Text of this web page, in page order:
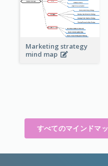
Marketing strategy
mind map
すべてのマインドマ